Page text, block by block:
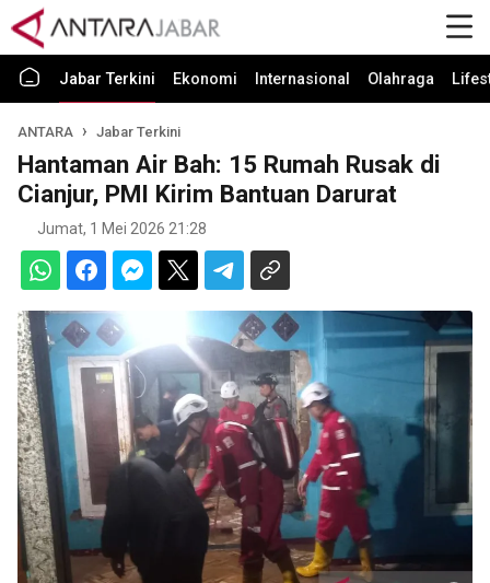
Jabar Terkini Ekonomi Internasional Olahraga
ANTARA Jabar Terkini
Hantaman Air Bah: 15 Rumah Rusak di
Cianjur, PMI Kirim Bantuan Darurat
Jumat, 1 Mei 2026 21:28